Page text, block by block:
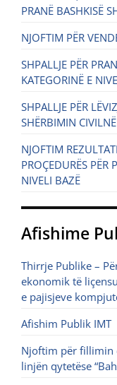
PRANË BASHKISË
NJOFTIM PËR
SHPALLJE PËR
KATEGORINË E
SHPALLJE PËR
SHËRBIMIN
NJOFTIM
PROÇEDURËS PËR
NIVELI BAZË
Afishime
Thirrje Publike –
ekonomik të
e pajisjeve
Afishim Publik IMT
Njoftim për fillimin
linjën qytetëse